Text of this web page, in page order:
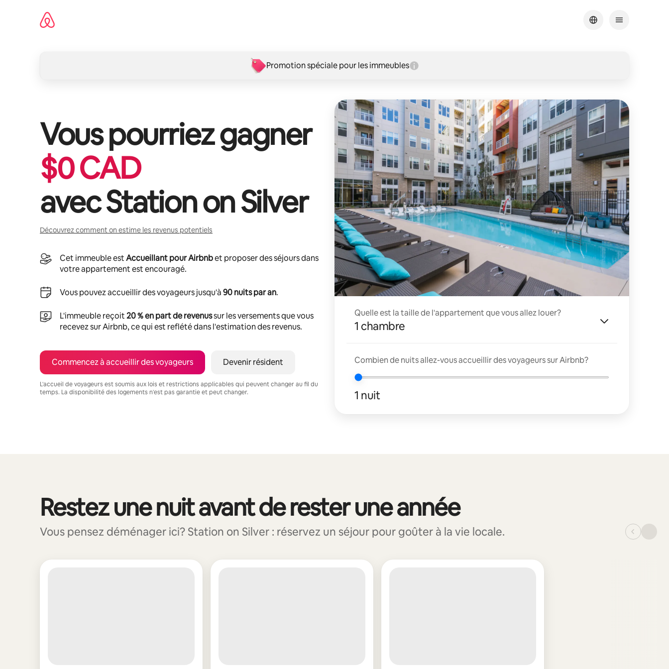
Promotion spéciale pour les immeubles
Vous pourriez gagner
$0CAD
avecStation on Silver
Découvrez comment on estime les revenus potentiels
Cet immeuble estAccueillant pour Airbnbet proposer des séjours dans
votre appartement est encouragé.
Vous pouvez accueillir des voyageurs jusqu'à90 nuits par an.
L'immeuble reçoit20 % en part de revenussur les versements que vous
recevez sur Airbnb, ce qui est reflété dans l'estimation des revenus.
Commencez à accueillir des voyageurs Devenir résident
L'accueil de voyageurs est soumis aux lois et restrictions applicables qui peuvent changer au fil du
temps. La disponibilité des logements n'est pas garantie et peut changer.
Quelle est la taille de l'appartement que vous allez louer?
1 chambre
Combien de nuits allez-vous accueillir des voyageurs sur Airbnb?
1 nuit
Restez une nuit avant de rester une année
Vous pensez déménager ici? Station on Silver : réservez un séjour pour goûter à la vie locale.
0 article sur 0 est affiché.
_